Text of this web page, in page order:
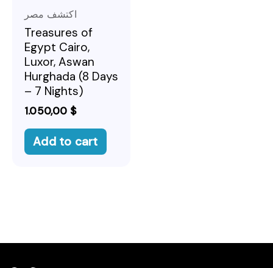
اكتشف مصر
Treasures of
Egypt Cairo,
Luxor, Aswan
Hurghada (8 Days
– 7 Nights)
1.050,00 $
Add to cart